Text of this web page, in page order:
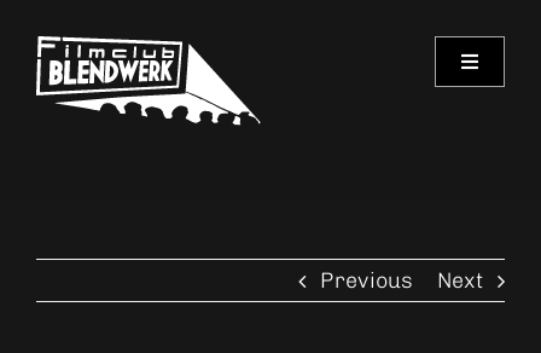
content
Toggle
Verein
Previous Next